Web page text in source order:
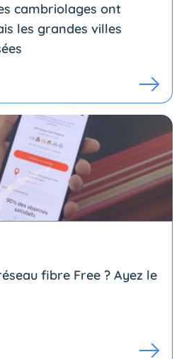
cambriolages ont
les grandes villes
fibre Free ? Ayez le